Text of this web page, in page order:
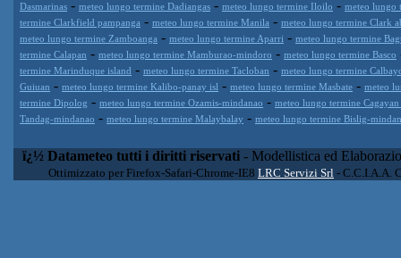
Dasmarinas - meteo lungo termine Dadiangas - meteo lungo termine Iloilo - meteo lungo
termine Clarkfield pampanga - meteo lungo termine Manila - meteo lungo termine Clark
meteo lungo termine Zamboanga - meteo lungo termine Aparri - meteo lungo termine
termine Calapan - meteo lungo termine Mamburao-mindoro - meteo lungo termine Basco
termine Marinduque island - meteo lungo termine Tacloban - meteo lungo termine
Guiuan - meteo lungo termine Kalibo-panay isl - meteo lungo termine Masbate - meteo
termine Dipolog - meteo lungo termine Ozamis-mindanao - meteo lungo termine
Tandag-mindanao - meteo lungo termine Malaybalay - meteo lungo termine Bislig-
ï¿½ Datameteo tutti i diritti riservati - Modellistica ed
Ottimizzato per Firefox-Safari-Chrome-IE8 LRC Servizi Srl - C.C.I.A.A.